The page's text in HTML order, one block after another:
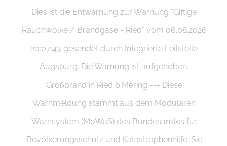
Dies ist die Entwarnung zur Warnung "Giftige
Rauchwolke / Brandgase - Ried" vom 06.08.2026
20:07:43 gesendet durch Integrierte Leitstelle
Augsburg. Die Warnung ist aufgehoben.
Großbrand in Ried b.Mering --- Diese
Warnmeldung stammt aus dem Modularen
Warnsystem (MoWaS) des Bundesamtes für
Bevölkerungsschutz und Katastrophenhilfe. Sie